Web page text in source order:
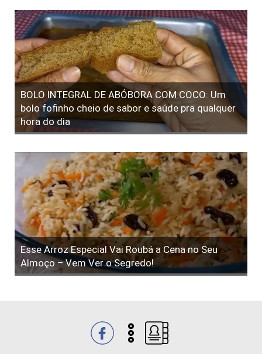
BOLO INTEGRAL DE ABÓBORA COM COCO: Um
bolo fofinho cheio de sabor e saúde pra qualquer
hora do dia
Esse Arroz Especial Vai Roubá a Cena no Seu
Almoço – Vem Ver o Segredo!